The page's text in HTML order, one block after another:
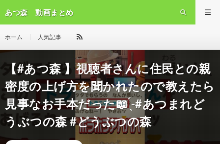
あつ森 動画まとめ
ホーム 人気記事
【#あつ森 】視聴者さんに住民との親
密度の上げ方を聞かれたので教えたら
見事なお手本だった📖 ̖́-#あつまれど
うぶつの森 #どうぶつの森